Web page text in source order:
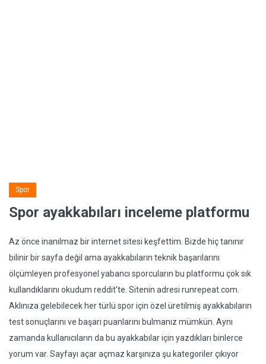
Spor
Spor ayakkabıları inceleme platformu
Az önce inanılmaz bir internet sitesi keşfettim. Bizde hiç tanınır
bilinir bir sayfa değil ama ayakkabıların teknik başarılarını
ölçümleyen profesyonel yabancı sporcuların bu platformu çok sık
kullandıklarını okudum reddit'te. Sitenin adresi runrepeat.com.
Aklınıza gelebilecek her türlü spor için özel üretilmiş ayakkabıların
test sonuçlarını ve başarı puanlarını bulmanız mümkün. Aynı
zamanda kullanıcıların da bu ayakkabılar için yazdıkları binlerce
yorum var. Sayfayı açar açmaz karşınıza şu kategoriler çıkıyor